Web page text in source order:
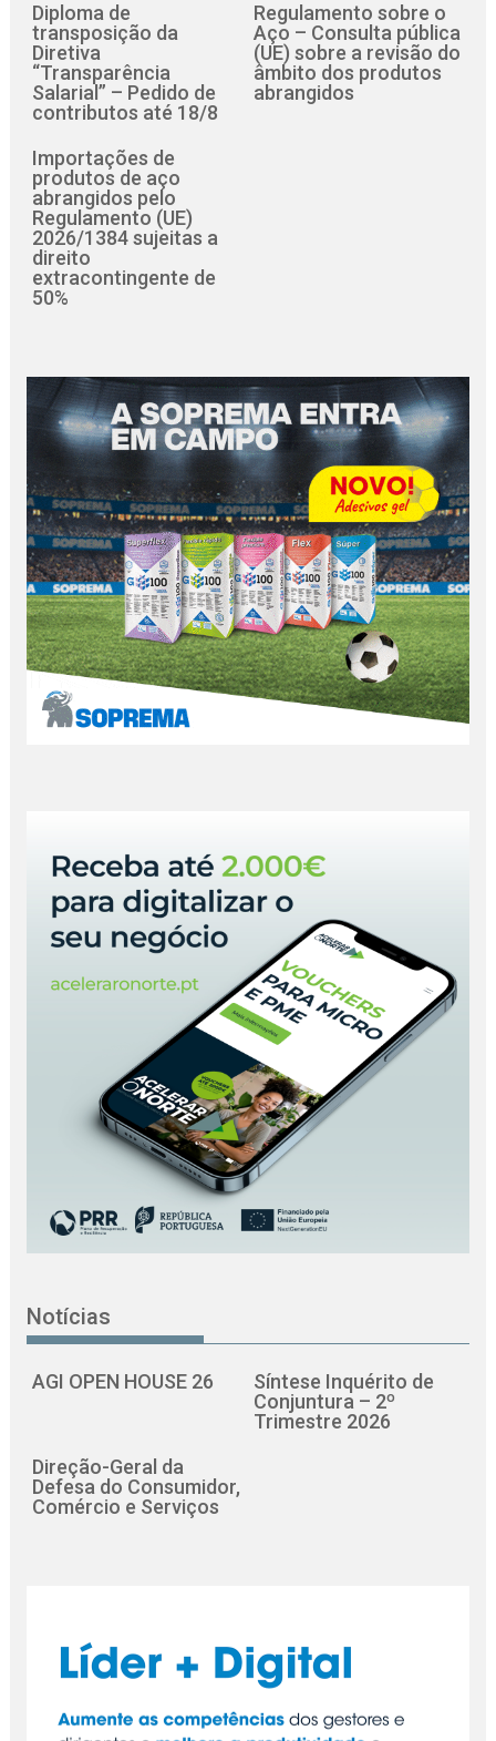
Diploma de
transposição da
Diretiva
“Transparência
Salarial” – Pedido de
contributos até 18/8
Regulamento sobre o
Aço – Consulta pública
(UE) sobre a revisão do
âmbito dos produtos
abrangidos
Importações de
produtos de aço
abrangidos pelo
Regulamento (UE)
2026/1384 sujeitas a
direito
extracontingente de
50%
Notícias
AGI OPEN HOUSE 26
Síntese Inquérito de
Conjuntura – 2º
Trimestre 2026
Direção-Geral da
Defesa do Consumidor,
Comércio e Serviços